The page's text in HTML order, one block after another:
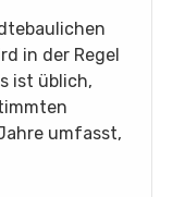
in der Regel
ist üblich,
umfasst,